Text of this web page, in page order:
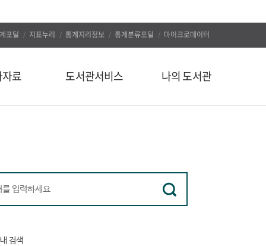
포털 지표누리 통계지리정보 통계분류포털 마이크로데이터
료 도서관서비스
인기도서
정보서비스
나의 도서관
대출/예약조회
자료구입신청
나의 서재
검색